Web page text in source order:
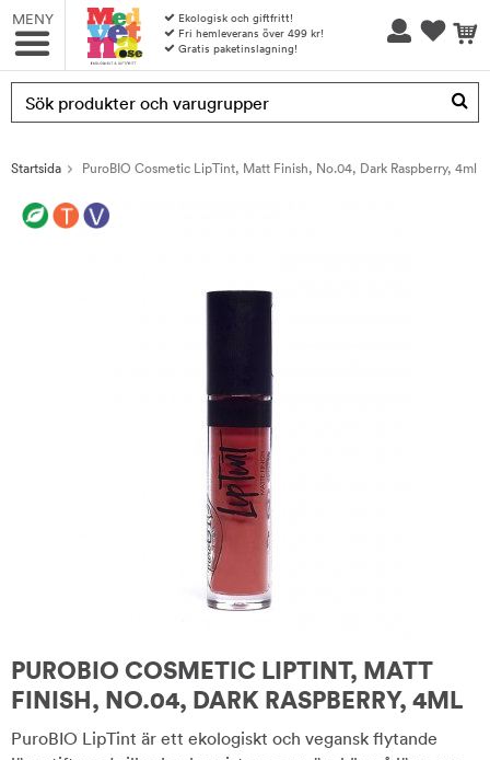
MENY
Ekologisk och giftfritt!
Fri hemleverans över 499 kr!
Gratis paketinslagning!
Produkten har blivit tillagd i varukorgen
Startsida PuroBIO Cosmetic LipTint, Matt Finish, No.04, Dark Raspberry, 4ml
PUROBIO COSMETIC LIPTINT, MATT
FINISH, NO.04, DARK RASPBERRY, 4ML
PuroBIO LipTint är ett ekologiskt och vegansk flytande